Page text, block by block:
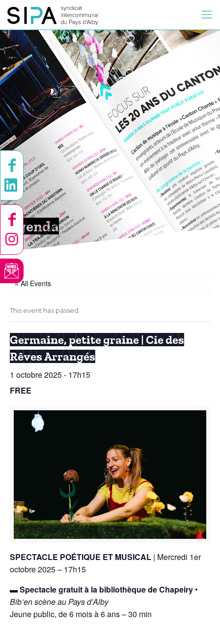
Agenda
« All Events
This event has passed.
Germaine, petite graine | Cie des
Rêves Arrangés
1 octobre 2025 - 17h15
FREE
SPECTACLE POÉTIQUE ET MUSICAL | Mercredi 1er
octobre 2025 – 17h15
▬Spectacle gratuit à la bibliothèque de Chapeiry•
Bib’en scène au Pays d’Alby
Jeune public, de 6 mois à 6 ans – 30 min